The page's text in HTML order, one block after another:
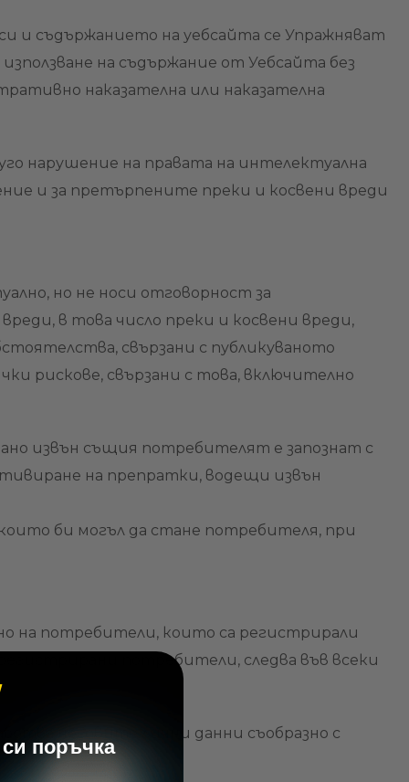
и съдържанието на уебсайта се Упражняват
на съдържание от Уебсайта без
наказателна или наказателна
нарушение на правата на интелектуална
и за претърпените преки и косвени вреди
но не носи отговорност за
в това число преки и косвени вреди,
свързани с публикуваното
рискове, свързани с това, включително
извън същия потребителят е запознат с
на препратки, водещи извън
би могъл да стане потребителя, при
на потребители, които са регистрирали
потребители, следва във всеки
неговите лични данни съобразно с
поръчка